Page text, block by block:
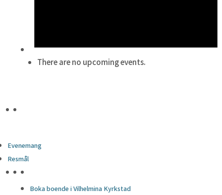
There are no upcoming events.
Evenemang
Resmål
Boka boende i Vilhelmina Kyrkstad